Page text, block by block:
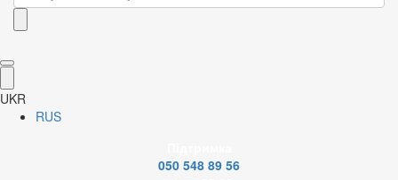
UKR
RUS
050 548 89 56
Відкрити зображення